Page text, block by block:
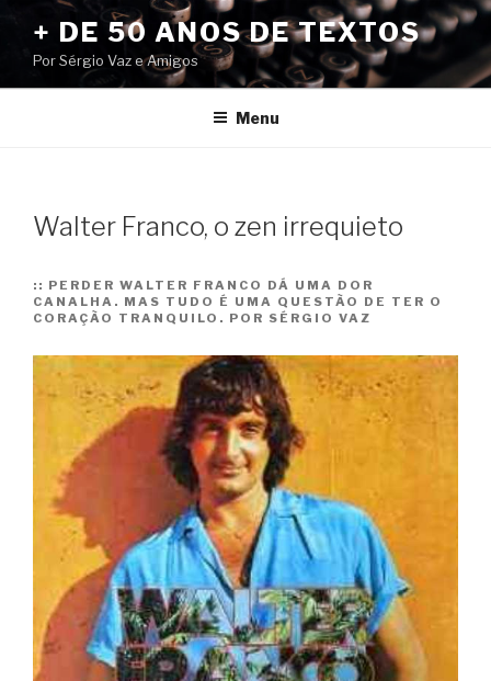
conteúdo
+ DE 50 ANOS DE TEXTOS
Por Sérgio Vaz e Amigos
Menu
Walter Franco, o zen irrequieto
:: PERDER WALTER FRANCO DÁ UMA DOR
CANALHA. MAS TUDO É UMA QUESTÃO DE TER O
CORAÇÃO TRANQUILO. POR SÉRGIO VAZ